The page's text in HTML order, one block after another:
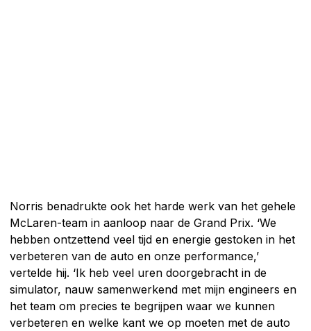
Norris benadrukte ook het harde werk van het gehele
McLaren-team in aanloop naar de Grand Prix. ‘We
hebben ontzettend veel tijd en energie gestoken in het
verbeteren van de auto en onze performance,’
vertelde hij. ‘Ik heb veel uren doorgebracht in de
simulator, nauw samenwerkend met mijn engineers en
het team om precies te begrijpen waar we kunnen
verbeteren en welke kant we op moeten met de auto